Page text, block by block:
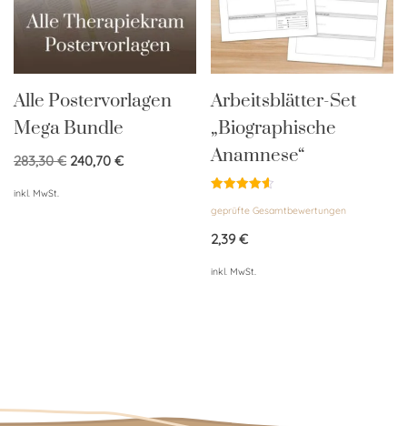
Alle Postervorlagen
Mega Bundle
283,30€ 240,70 €
inkl. MwSt.
Arbeitsblätter-Set
„Biographische
Anamnese“
mit
von 5
geprüfte Gesamtbewertungen
2,39€
inkl. MwSt.